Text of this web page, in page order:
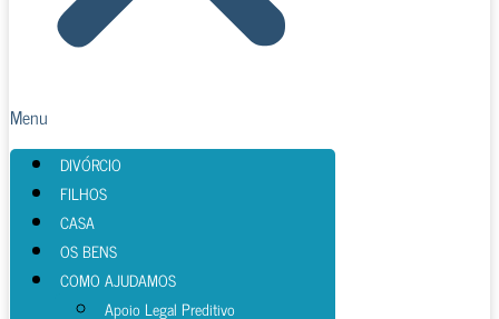
Menu
DIVÓRCIO
FILHOS
CASA
OS BENS
COMO AJUDAMOS
Apoio Legal Preditivo